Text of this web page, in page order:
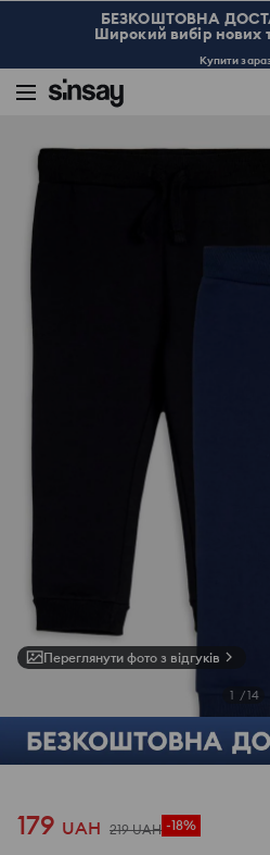
БЕЗКОШТОВНА
Широкий вибір нових
Купити
Переглянути фото з відгуків
1 /14
179 UAH 219 UAH -18%